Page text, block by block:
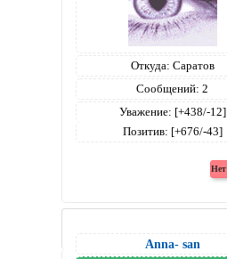
Откуда: Саратов
Сообщений: 2
Уважение: [+438/-12]
Позитив: [+676/-43]
Anna- san